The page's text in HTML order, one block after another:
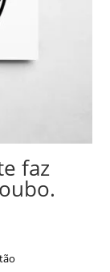
faz